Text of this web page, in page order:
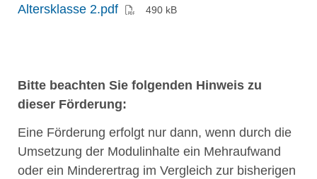
Altersklasse 2.pdf(PDF)490 kB
Bitte beachten Sie folgenden Hinweis zu
dieser Förderung:
Eine Förderung erfolgt nur dann, wenn durch die
Umsetzung der Modulinhalte ein Mehraufwand
oder ein Minderertrag im Vergleich zur bisherigen